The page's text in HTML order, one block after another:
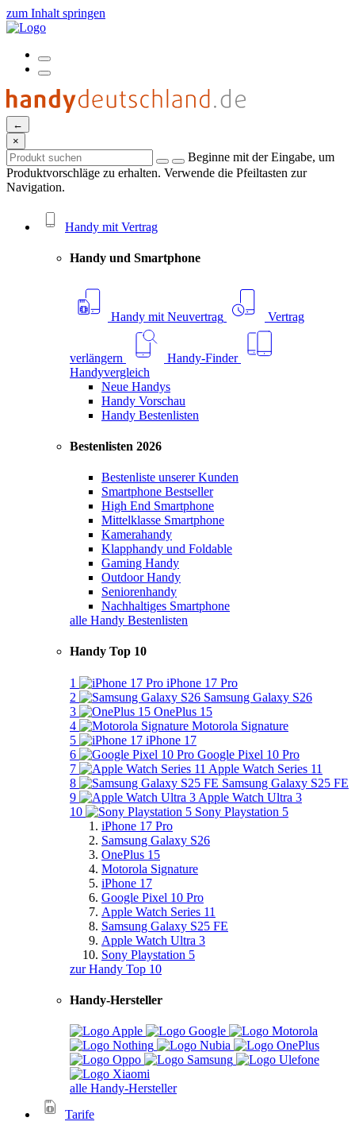
zum Inhalt springen
←
×
Beginne mit der Eingabe, um
Produktvorschläge zu erhalten. Verwende die Pfeiltasten zur
Navigation.
Handy mit Vertrag
Handy und Smartphone
Handy mit Neuvertrag Vertrag
verlängern
Handy-Finder
Handyvergleich
Neue Handys
Handy Vorschau
Handy Bestenlisten
Bestenlisten 2026
Bestenliste unserer Kunden
Smartphone Bestseller
High End Smartphone
Mittelklasse Smartphone
Kamerahandy
Klapphandy und Foldable
Gaming Handy
Outdoor Handy
Seniorenhandy
Nachhaltiges Smartphone
alle Handy Bestenlisten
Handy Top 10
1
iPhone 17 Pro
2
Samsung Galaxy S26
3
OnePlus 15
4
Motorola Signature
5
iPhone 17
6
Google Pixel 10 Pro
7
Apple Watch Series 11
8
Samsung Galaxy S25 FE
9
Apple Watch Ultra 3
10
Sony Playstation 5
iPhone 17 Pro
Samsung Galaxy S26
OnePlus 15
Motorola Signature
iPhone 17
Google Pixel 10 Pro
Apple Watch Series 11
Samsung Galaxy S25 FE
Apple Watch Ultra 3
Sony Playstation 5
zur Handy Top 10
Handy-Hersteller
alle Handy-Hersteller
Tarife